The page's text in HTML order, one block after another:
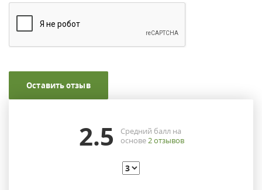
Оставить отзыв
2.5
Средний балл на
основе2отзывов